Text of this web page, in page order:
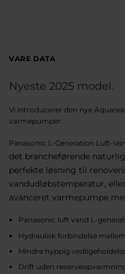
VARE DATA
Nyeste 2025 model.
Vi introducerer den nye
varmepumper.
Panasonic L-Generation Luft-
det brancheførende
perfekte løsning til
vandudløbstemperatur,
avanceret varmepumpe
Panasonic luft vand L-
Hydraulisk forbindelse
Mindre hyppig
Drift uden reserveopvarmning